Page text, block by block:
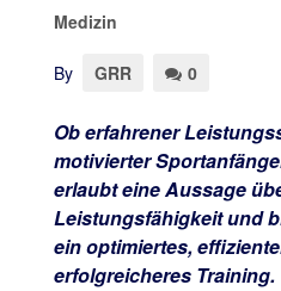
Medizin
By GRR 0
Ob erfahrener
motivierter
erlaubt eine Aussage
Leistungsfähigkeit und
ein optimiertes,
erfolgreicheres Training.